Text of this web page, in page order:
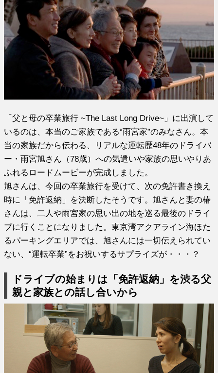
「父と母の卒業旅行 ~The Last Long Drive~」に出演して
いるのは、本当のご家族である“雨宮家”のみなさん。本
当の家族だから伝わる、リアルな運転歴48年のドライバ
ー・雨宮旭さん（78歳）への気遣いや家族の思いやりあ
ふれるロードムービーが完成しました。
旭さんは、今回の卒業旅行を受けて、次の免許書き換え
時に「免許返納」を決断したそうです。旭さんと妻の椿
さんは、二人や雨宮家の思い出の地を巡る最後のドライ
ブに行くことになりました。東京湾アクアライン海ほた
るパーキングエリアでは、旭さんには一切伝えられてい
ない、“運転卒業”をお祝いするサプライズが・・・？
ドライブの始まりは「免許返納」を渋る父
親と家族との話し合いから